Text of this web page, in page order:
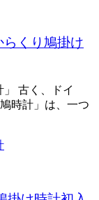
らくり鳩掛け
古く、ドイ
時計」は、一つ